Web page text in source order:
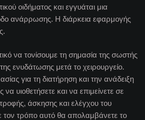
οιδήματος και εγγυάται μια
ανάρρωσης. Η διάρκεια εφαρμογής
να τονίσουμε τη σημασία της σωστής
ενυδάτωσης μετά το χειρουργείο.
για τη διατήρηση και την ανάδειξη
υιοθετήσετε και να επιμείνετε σε
άσκησης και ελέγχου του
τρόπο αυτό θα απολαμβάνετε το